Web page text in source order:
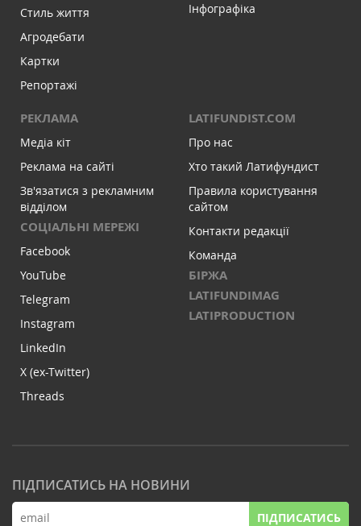
Стиль життя
Агродебати
Картки
Репортажі
Інфографіка
РЕКЛАМА
Медіа кіт
Реклама на сайті
Зв'язатися з рекламним
відділом
СОЦІАЛЬНІ МЕРЕЖІ
Facebook
YouTube
Telegram
Instagram
LinkedIn
X (ex-Twitter)
Threads
LATIFUNDIST.COM
Про нас
Хто такий Латифундист
Правила користування
сайтом
Контакти редакції
Команда
БІРЖА
LATIFUNDIMAG
LATIPRODUCTION
ПІДПИСАТИСЬ НА НОВИНИ
ПІДПИСАТИСЬ